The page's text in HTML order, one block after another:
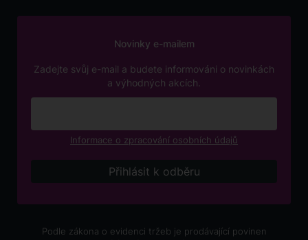
Novinky e-mailem
Zadejte svůj e-mail a budete informováni o novinkách
a výhodných akcích.
Informace o zpracování osobních údajů
Podle zákona o evidenci tržeb je prodávající povinen